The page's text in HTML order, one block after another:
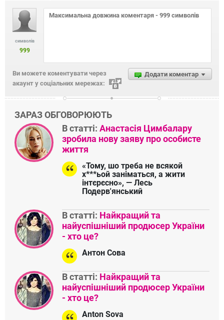
символів
999
Додати коментар
Ви можете коментувати через
акаунт у соціальних мережах:
ЗАРАЗ ОБГОВОРЮЮТЬ
В статті: Анастасія Цимбалару
зробила нову заяву про особисте
життя
«Тому, шо треба не всякой
х***ьой заніматься, а жити
інтєрєсно», — Лесь
Подерв'янський
В статті: Найкращий та
найуспішніший продюсер України
- хто це?
Антон Сова
В статті: Найкращий та
найуспішніший продюсер України
- хто це?
Anton Sova